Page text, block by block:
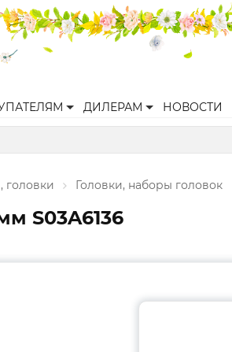
ДИЛЕРАМ НОВОСТИ
головки Головки, наборы головок
S03A6136